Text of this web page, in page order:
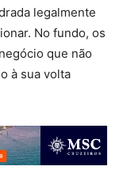
legalmente
No fundo, os
que não
à sua volta